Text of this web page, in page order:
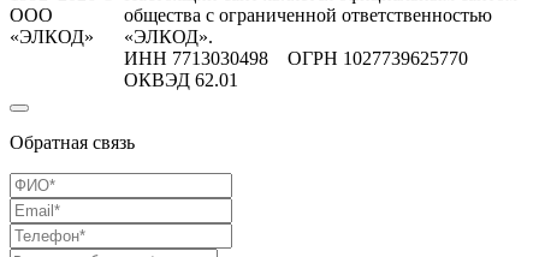
ООО
«ЭЛКОД»
общества с ограниченной ответственностью
«ЭЛКОД».
ИНН 7713030498 ОГРН 1027739625770
ОКВЭД 62.01
Обратная связь